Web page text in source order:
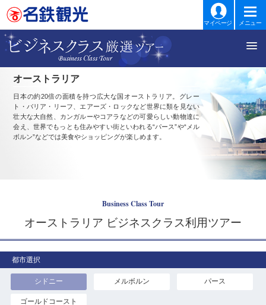
マイページ メニュー
オーストラリア
日本の約20倍の面積を持つ広大な国オーストラリア。グレー
ト・バリア・リーフ、エアーズ・ロックなど世界に類を見ない
壮大な大自然、カンガルーやコアラなどの可愛らしい動物達に
会え、世界でもっとも住みやすい街といわれる“パース”や“メル
ボルン”などでは美食やショッピングが楽しめます。
Business Class Tour
オーストラリア ビジネスクラス利用ツアー
都市選択
シドニー メルボルン パース
ゴールドコースト